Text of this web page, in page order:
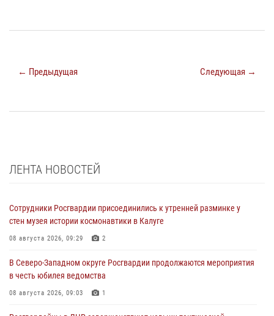
← Предыдущая Следующая →
ЛЕНТА НОВОСТЕЙ
Сотрудники Росгвардии присоединились к утренней разминке у
стен музея истории космонавтики в Калуге
08 августа 2026, 09:29 2
В Северо-Западном округе Росгвардии продолжаются мероприятия
в честь юбилея ведомства
08 августа 2026, 09:03 1